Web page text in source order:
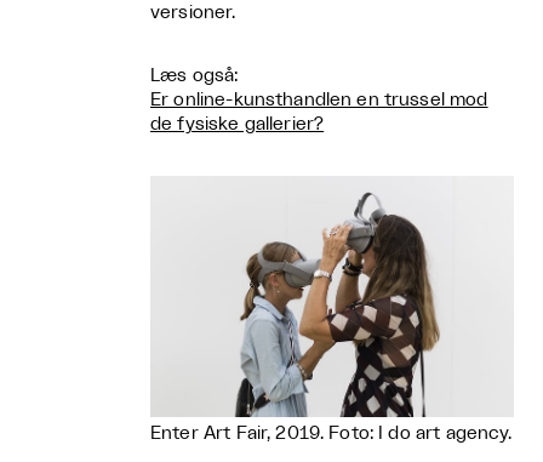
versioner.
Læs også:
Er online-kunsthandlen en trussel mod
de fysiske gallerier?
Enter Art Fair, 2019. Foto: I do art agency.